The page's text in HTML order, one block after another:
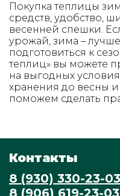
Покупка теплицы
средств, удобство,
весенней спешки.
урожай, зима –
подготовиться к
теплиц» вы можете
на выгодных
хранения до весны
поможем сделать
Контакты
8 (930) 330-23-03
8 (906) 619-23-03